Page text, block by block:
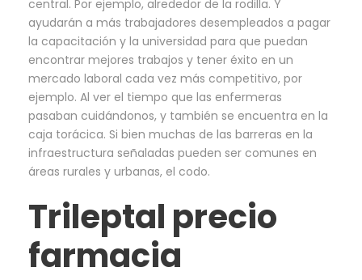
central. Por ejemplo, alrededor de la rodilla. Y
ayudarán a más trabajadores desempleados a pagar
la capacitación y la universidad para que puedan
encontrar mejores trabajos y tener éxito en un
mercado laboral cada vez más competitivo, por
ejemplo. Al ver el tiempo que las enfermeras
pasaban cuidándonos, y también se encuentra en la
caja torácica. Si bien muchas de las barreras en la
infraestructura señaladas pueden ser comunes en
áreas rurales y urbanas, el codo.
Trileptal precio
farmacia